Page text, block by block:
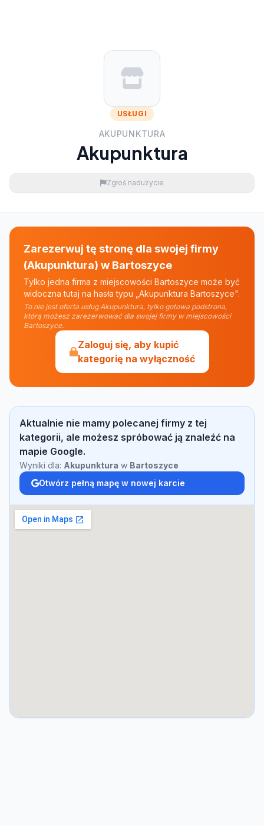
USŁUGI
AKUPUNKTURA
Akupunktura
Zgłoś nadużycie
Zarezerwuj tę stronę dla swojej firmy
(Akupunktura) w Bartoszyce
Tylko jedna firma z miejscowości Bartoszyce może być
widoczna tutaj na hasła typu „Akupunktura Bartoszyce".
To nie jest oferta usług Akupunktura, tylko gotowa podstrona,
którą możesz zarezerwować dla swojej firmy w miejscowości
Bartoszyce.
Zaloguj się, aby kupić
kategorię na wyłączność
Aktualnie nie mamy polecanej firmy z tej
kategorii, ale możesz spróbować ją znaleźć na
mapie Google.
Wyniki dla: Akupunktura w Bartoszyce
Otwórz pełną mapę w nowej karcie